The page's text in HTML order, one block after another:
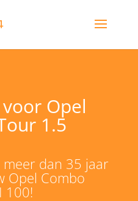
Opel
1.5
dan 35 jaar
Opel Combo
100!